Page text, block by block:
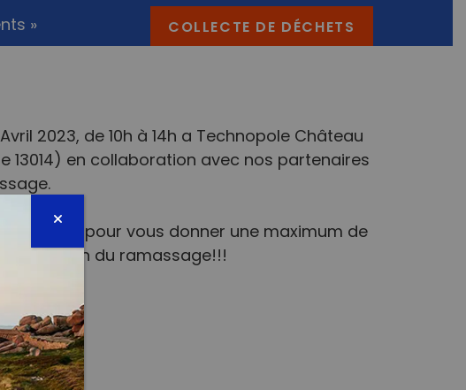
» COLLECTE DE DÉCHETS
2023, de 10h à 14h a Technopole Château
13014) en collaboration avec nos partenaires
arrivée pour vous donner une maximum de
à la fin du ramassage!!!